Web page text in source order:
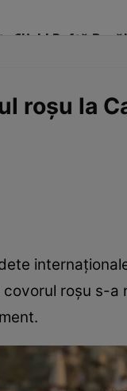
Click! Poftă Bună!
roșu la
roșu s-a